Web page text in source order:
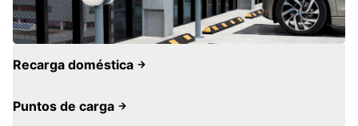
Recarga doméstica
Puntos de carga